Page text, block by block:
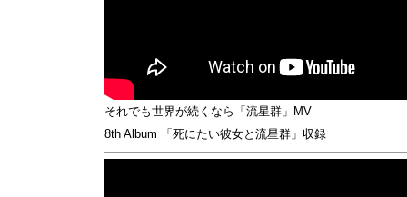
それでも世界が続くなら「流星群」MV
8th Album 「死にたい彼女と流星群」収録